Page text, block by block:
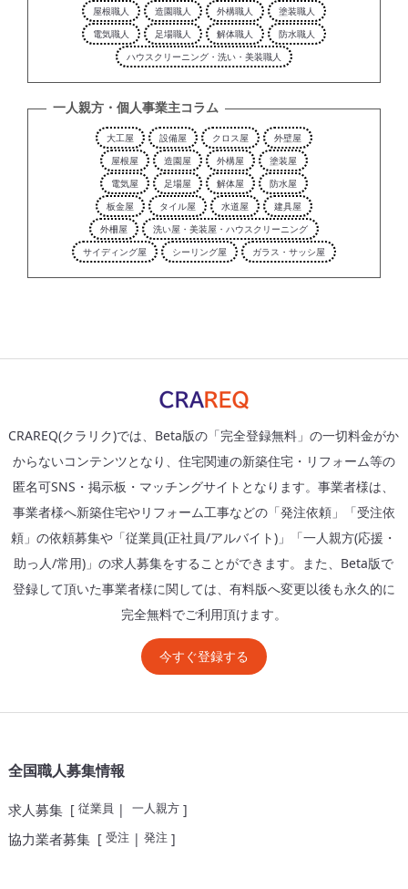
屋根職人 造園職人 外構職人
塗装職人
電気職人
足場職人 解体職人
防水職人
ハウスクリーニング・洗い・美装職人
一人親方・個人事業主コラム
大工屋 設備屋 クロス屋
外壁屋
屋根屋
造園屋 外構屋
塗装屋
電気屋
足場屋 解体屋
防水屋
板金屋
タイル屋 水道屋
建具屋
外柵屋
洗い屋・美装屋・ハウスクリーニング
サイディング屋
シーリング屋 ガラス・サッシ屋
CRAREQ(クラリク)では、Beta版の「完全登録無料」の一切料金がか
からないコンテンツとなり、住宅関連の新築住宅・リフォーム等の
匿名可SNS・掲示板・マッチングサイトとなります。事業者様は、
事業者様へ新築住宅やリフォーム工事などの「発注依頼」「受注依
頼」の依頼募集や「従業員(正社員/アルバイト)」「一人親方(応援・
助っ人/常用)」の求人募集をすることができます。また、Beta版で
登録して頂いた事業者様に関しては、有料版へ変更以後も永久的に
完全無料でご利用頂けます。
今すぐ登録する
全国職人募集情報
求人募集[ 従業員| 一人親方]
協力業者募集[ 受注| 発注]